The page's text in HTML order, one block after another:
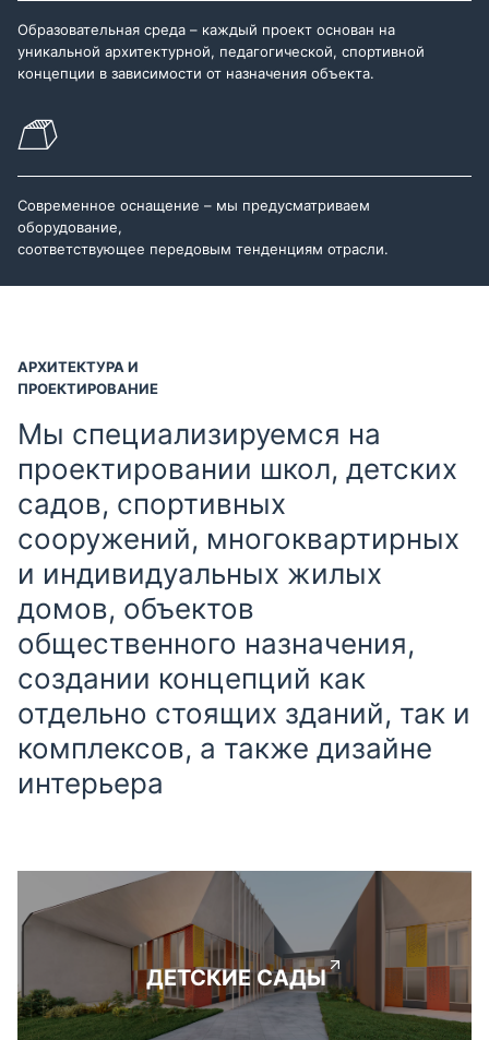
Образовательная среда – каждый проект основан на
уникальной архитектурной, педагогической, спортивной
концепции в зависимости от назначения объекта.
Современное оснащение – мы предусматриваем
оборудование,
соответствующее передовым тенденциям отрасли.
АРХИТЕКТУРА И
ПРОЕКТИРОВАНИЕ
Мы специализируемся на
проектировании школ, детских
садов, спортивных
сооружений, многоквартирных
и индивидуальных жилых
домов, объектов
общественного назначения,
создании концепций как
отдельно стоящих зданий, так и
комплексов, а также дизайне
интерьера
ДЕТСКИЕ САДЫ